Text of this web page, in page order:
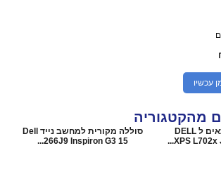
עכשיו
מהקטגוריה
סוללה מקורית 6 תאים ל DELL
XPS L702x
סוללה מקורית למחשב נייד Dell
266J9 Inspiron G3 15...